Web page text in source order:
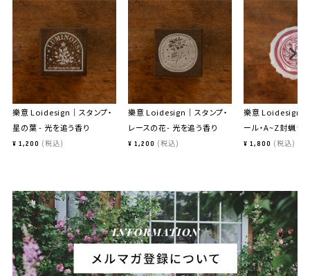
樂意 Loidesign｜スタンプ・
星の葉 - 光を追う香り
¥ 1,200 税込
樂意 Loidesign｜スタンプ・
レースの花- 光を追う香り
¥ 1,200 税込
樂意 Loidesign｜
ール・A~Z封蝋シ
¥ 1,800 税込